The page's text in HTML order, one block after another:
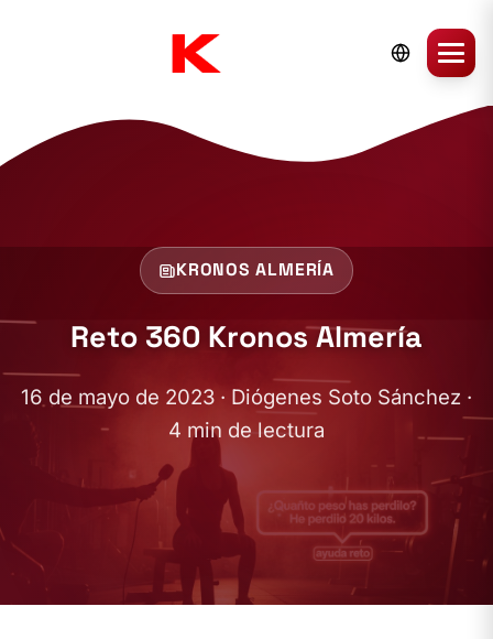
KRONOS ALMERÍA
Reto 360 Kronos Almería
16 de mayo de 2023 · Diógenes Soto Sánchez ·
4 min de lectura